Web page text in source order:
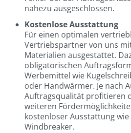
nahezu ausgeschlossen.
Kostenlose Ausstattung
Für einen optimalen
Vertriebspartner von uns
Materialien ausgestattet.
obligatorischen
Werbemittel wie
oder Handwärmer. Je nach
Auftragsqualität profitieren
weiteren
kostenloser Ausstattung wie
Windbreaker.